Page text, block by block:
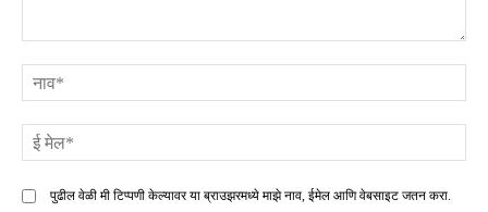
पुढील वेळी मी टिप्पणी केल्यावर या ब्राउझरमध्ये माझे नाव, ईमेल आणि वेबसाइट जतन करा.